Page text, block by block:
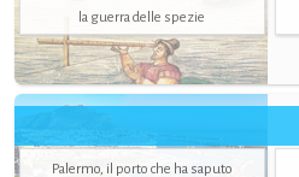
la guerra delle spezie
Palermo, il porto che ha saputo